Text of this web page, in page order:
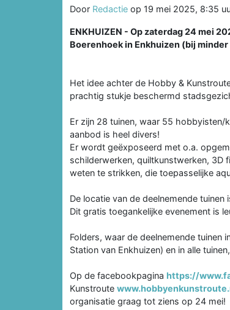
Door Redactie op 19 mei 2025, 8:35
ENKHUIZEN - Op zaterdag 24 mei
Boerenhoek in Enkhuizen (bij
Het idee achter de Hobby &
prachtig stukje beschermd
Er zijn 28 tuinen, waar 55 hobbyisten/
aanbod is heel divers!
Er wordt geëxposeerd met o.a.
schilderwerken, quiltkunstwerken, 3D
weten te strikken, die toepasselijke
De locatie van de deelnemende
Dit gratis toegankelijke evenement is
Folders, waar de deelnemende tuinen
Station van Enkhuizen) en in alle
Op de facebookpagina https://
Kunstroute
organisatie graag tot ziens op 24 mei!